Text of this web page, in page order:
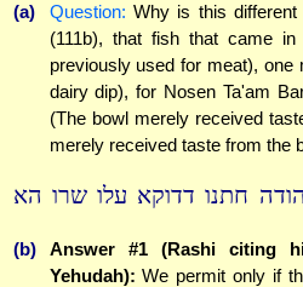
(a) Question: Why is this
(111b), that fish that came
previously used for meat),
dairy dip), for Nosen Ta'am
(The bowl merely received
merely received taste from the
חתנו דדוקא עלו שרו הא
(b)
Answer #1 (Rashi citing
Yehudah): We permit only if